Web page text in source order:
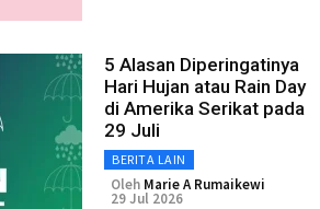
5 Alasan Diperingatinya
Hari Hujan atau Rain Day
di Amerika Serikat pada
29 Juli
BERITA LAIN
Oleh Marie A Rumaikewi
29 Jul 2026